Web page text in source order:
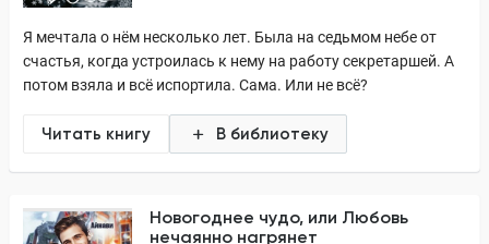
Я мечтала о нём несколько лет. Была на седьмом небе от
счастья, когда устроилась к нему на работу секретаршей. А
потом взяла и всё испортила. Сама. Или не всё?
Читать книгу В библиотеку
Новогоднее чудо, или Любовь
нечаянно нагрянет